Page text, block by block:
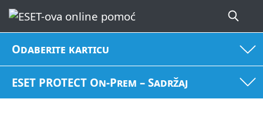
Odaberite karticu
ESET PROTECT On-Prem – Sadržaj